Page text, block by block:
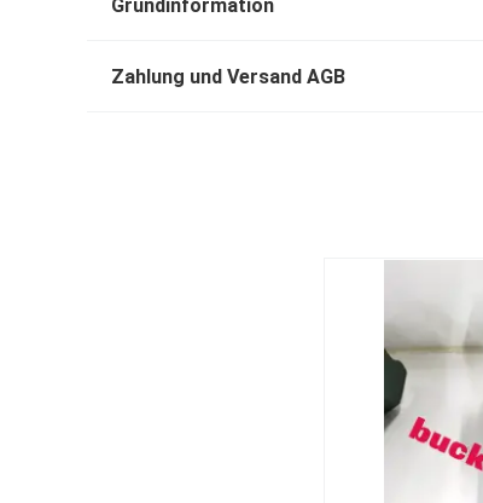
Grundinformation
Zahlung und Versand AGB